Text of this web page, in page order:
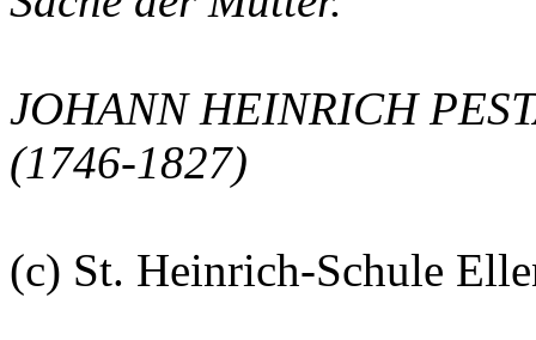
JOHANN HEINRICH
(1746-1827)
(c) St. Heinrich-Schule